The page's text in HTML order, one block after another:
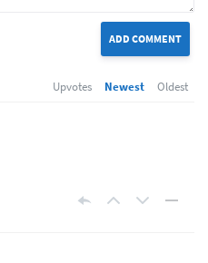
ADD COMMENT
Upvotes Newest Oldest